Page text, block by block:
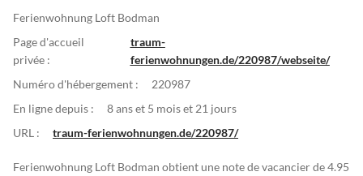
Ferienwohnung Loft Bodman
Page d'accueil
privée :
traum-
ferienwohnungen.de/220987/webseite/
Numéro d'hébergement :
220987
En ligne depuis :
8 ans et 5 mois et 21 jours
URL :
traum-ferienwohnungen.de/220987/
Ferienwohnung Loft Bodman obtient une note de vacancier de 4.95